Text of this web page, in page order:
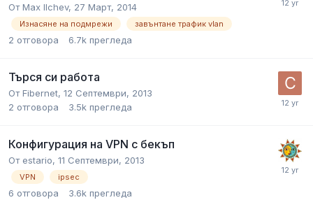
ОтMax Ilchev, 27 Март, 2014
Изнасяне на подмрежи завънтане трафик vlan
2 отговора 6.7k прегледа
Търся си работа
ОтFibernet, 12 Септември, 2013
2 отговора 3.5k прегледа
Конфигурация на VPN с бекъп
От estario, 11 Септември, 2013
VPN ipsec
6 отговора 3.6k прегледа